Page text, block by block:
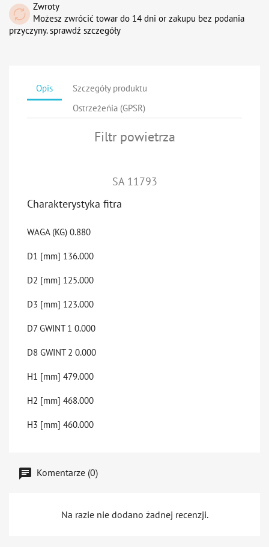
Zwroty
Możesz zwrócić towar do 14 dni or zakupu bez podania
przyczyny. sprawdź szczegóły
Opis
Szczegóły produktu
Ostrzeżeńia (GPSR)
Filtr powietrza
SA 11793
Charakterystyka fitra
WAGA (KG) 0.880
D1 [mm] 136.000
D2 [mm] 125.000
D3 [mm] 123.000
D7 GWINT 1 0.000
D8 GWINT 2 0.000
H1 [mm] 479.000
H2 [mm] 468.000
H3 [mm] 460.000
Komentarze (0)
Na razie nie dodano żadnej recenzji.